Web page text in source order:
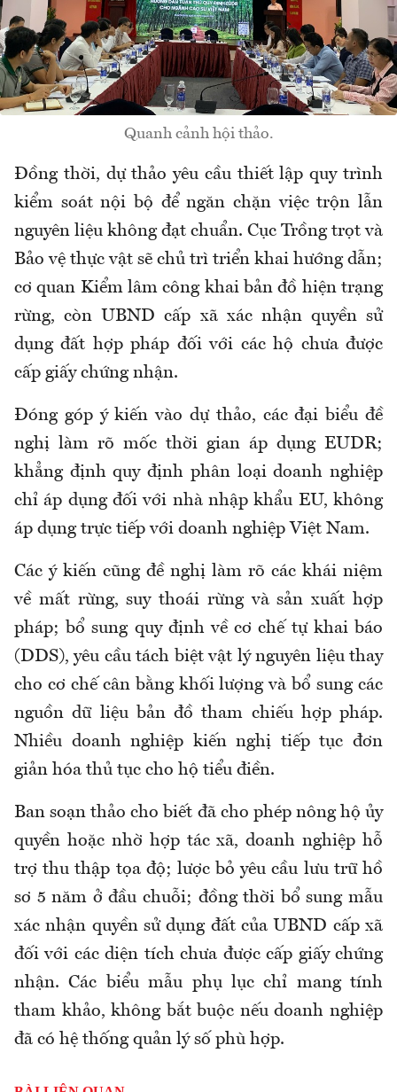
Quanh cảnh hội thảo.
Đồng thời, dự thảo yêu cầu thiết lập quy trình
kiểm soát nội bộ để ngăn chặn việc trộn lẫn
nguyên liệu không đạt chuẩn. Cục Trồng trọt và
Bảo vệ thực vật sẽ chủ trì triển khai hướng dẫn;
cơ quan Kiểm lâm công khai bản đồ hiện trạng
rừng, còn UBND cấp xã xác nhận quyền sử
dụng đất hợp pháp đối với các hộ chưa được
cấp giấy chứng nhận.
Đóng góp ý kiến vào dự thảo, các đại biểu đề
nghị làm rõ mốc thời gian áp dụng EUDR;
khẳng định quy định phân loại doanh nghiệp
chỉ áp dụng đối với nhà nhập khẩu EU, không
áp dụng trực tiếp với doanh nghiệp Việt Nam.
Các ý kiến cũng đề nghị làm rõ các khái niệm
về mất rừng, suy thoái rừng và sản xuất hợp
pháp; bổ sung quy định về cơ chế tự khai báo
(DDS), yêu cầu tách biệt vật lý nguyên liệu thay
cho cơ chế cân bằng khối lượng và bổ sung các
nguồn dữ liệu bản đồ tham chiếu hợp pháp.
Nhiều doanh nghiệp kiến nghị tiếp tục đơn
giản hóa thủ tục cho hộ tiểu điền.
Ban soạn thảo cho biết đã cho phép nông hộ ủy
quyền hoặc nhờ hợp tác xã, doanh nghiệp hỗ
trợ thu thập tọa độ; lược bỏ yêu cầu lưu trữ hồ
sơ 5 năm ở đầu chuỗi; đồng thời bổ sung mẫu
xác nhận quyền sử dụng đất của UBND cấp xã
đối với các diện tích chưa được cấp giấy chứng
nhận. Các biểu mẫu phụ lục chỉ mang tính
tham khảo, không bắt buộc nếu doanh nghiệp
đã có hệ thống quản lý số phù hợp.